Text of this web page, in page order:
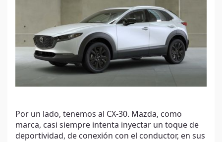
Por un lado, tenemos al CX-30. Mazda, como
marca, casi siempre intenta inyectar un toque de
deportividad, de conexión con el conductor, en sus